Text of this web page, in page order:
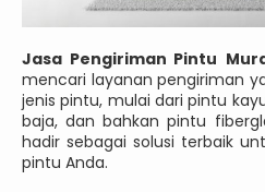
Jasa Pengiriman Pintu
mencari layanan pengiriman
jenis pintu, mulai dari pintu
baja, dan bahkan pintu
hadir sebagai solusi terbaik
pintu Anda.